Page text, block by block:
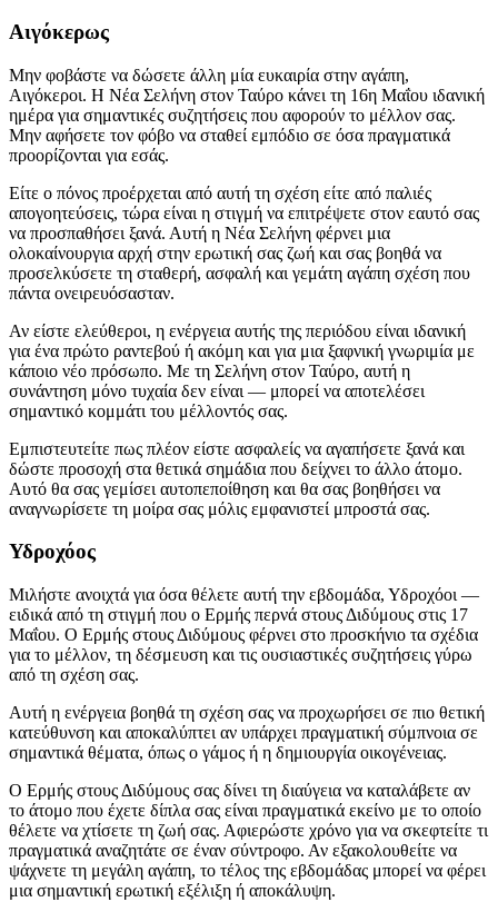
Αιγόκερως
Μην φοβάστε να δώσετε άλλη μία ευκαιρία στην αγάπη,
Αιγόκεροι. Η Νέα Σελήνη στον Ταύρο κάνει τη 16η Μαΐου ιδανική
ημέρα για σημαντικές συζητήσεις που αφορούν το μέλλον σας.
Μην αφήσετε τον φόβο να σταθεί εμπόδιο σε όσα πραγματικά
προορίζονται για εσάς.
Είτε ο πόνος προέρχεται από αυτή τη σχέση είτε από παλιές
απογοητεύσεις, τώρα είναι η στιγμή να επιτρέψετε στον εαυτό σας
να προσπαθήσει ξανά. Αυτή η Νέα Σελήνη φέρνει μια
ολοκαίνουργια αρχή στην ερωτική σας ζωή και σας βοηθά να
προσελκύσετε τη σταθερή, ασφαλή και γεμάτη αγάπη σχέση που
πάντα ονειρευόσασταν.
Αν είστε ελεύθεροι, η ενέργεια αυτής της περιόδου είναι ιδανική
για ένα πρώτο ραντεβού ή ακόμη και για μια ξαφνική γνωριμία με
κάποιο νέο πρόσωπο. Με τη Σελήνη στον Ταύρο, αυτή η
συνάντηση μόνο τυχαία δεν είναι — μπορεί να αποτελέσει
σημαντικό κομμάτι του μέλλοντός σας.
Εμπιστευτείτε πως πλέον είστε ασφαλείς να αγαπήσετε ξανά και
δώστε προσοχή στα θετικά σημάδια που δείχνει το άλλο άτομο.
Αυτό θα σας γεμίσει αυτοπεποίθηση και θα σας βοηθήσει να
αναγνωρίσετε τη μοίρα σας μόλις εμφανιστεί μπροστά σας.
Υδροχόος
Μιλήστε ανοιχτά για όσα θέλετε αυτή την εβδομάδα, Υδροχόοι —
ειδικά από τη στιγμή που ο Ερμής περνά στους Διδύμους στις 17
Μαΐου. Ο Ερμής στους Διδύμους φέρνει στο προσκήνιο τα σχέδια
για το μέλλον, τη δέσμευση και τις ουσιαστικές συζητήσεις γύρω
από τη σχέση σας.
Αυτή η ενέργεια βοηθά τη σχέση σας να προχωρήσει σε πιο θετική
κατεύθυνση και αποκαλύπτει αν υπάρχει πραγματική σύμπνοια σε
σημαντικά θέματα, όπως ο γάμος ή η δημιουργία οικογένειας.
Ο Ερμής στους Διδύμους σας δίνει τη διαύγεια να καταλάβετε αν
το άτομο που έχετε δίπλα σας είναι πραγματικά εκείνο με το οποίο
θέλετε να χτίσετε τη ζωή σας. Αφιερώστε χρόνο για να σκεφτείτε τι
πραγματικά αναζητάτε σε έναν σύντροφο. Αν εξακολουθείτε να
ψάχνετε τη μεγάλη αγάπη, το τέλος της εβδομάδας μπορεί να φέρει
μια σημαντική ερωτική εξέλιξη ή αποκάλυψη.